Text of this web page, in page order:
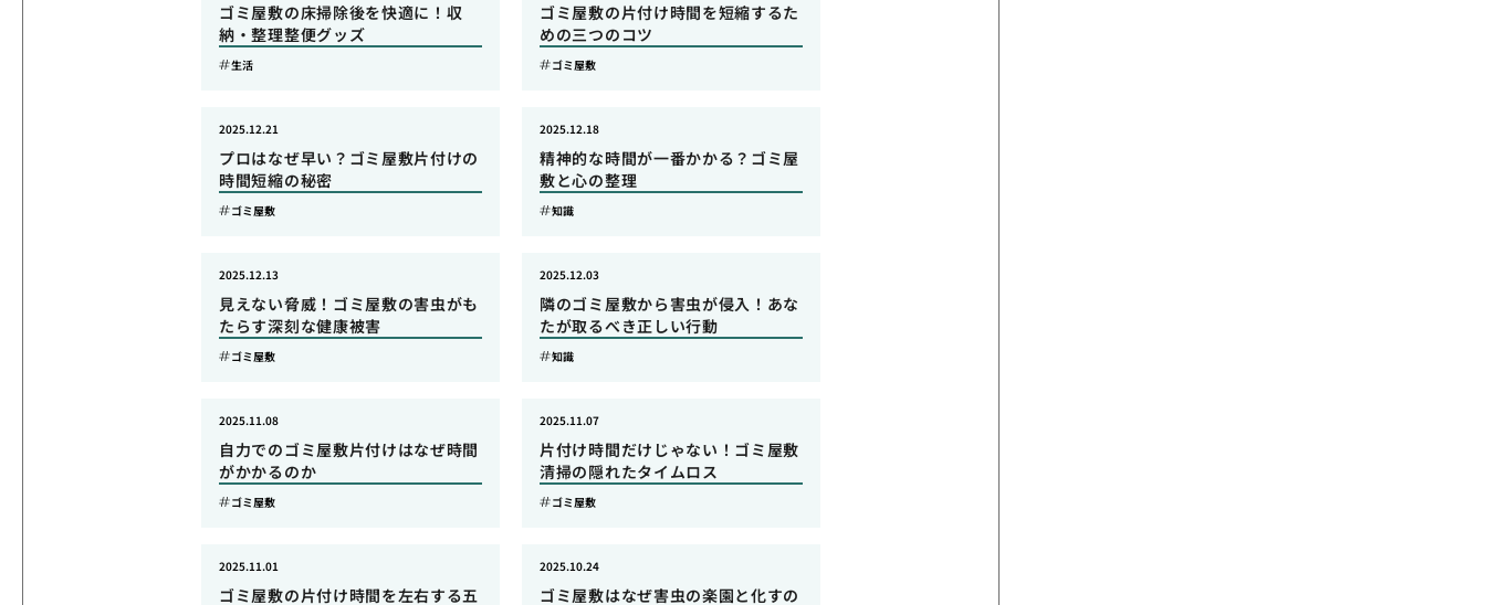
ゴミ屋敷の床掃除後を快適に！収
納・整理整便グッズ
生活
ゴミ屋敷の片付け時間を短縮するた
めの三つのコツ
ゴミ屋敷
プロはなぜ早い？ゴミ屋敷片付けの
時間短縮の秘密
2025.12.21
ゴミ屋敷
精神的な時間が一番かかる？ゴミ屋
敷と心の整理
2025.12.18
知識
見えない脅威！ゴミ屋敷の害虫がも
たらす深刻な健康被害
2025.12.13
ゴミ屋敷
隣のゴミ屋敷から害虫が侵入！あな
たが取るべき正しい行動
2025.12.03
知識
自力でのゴミ屋敷片付けはなぜ時間
がかかるのか
2025.11.08
ゴミ屋敷
片付け時間だけじゃない！ゴミ屋敷
清掃の隠れたタイムロス
2025.11.07
ゴミ屋敷
ゴミ屋敷の片付け時間を左右する五
2025.11.01
ゴミ屋敷はなぜ害虫の楽園と化すの
2025.10.24